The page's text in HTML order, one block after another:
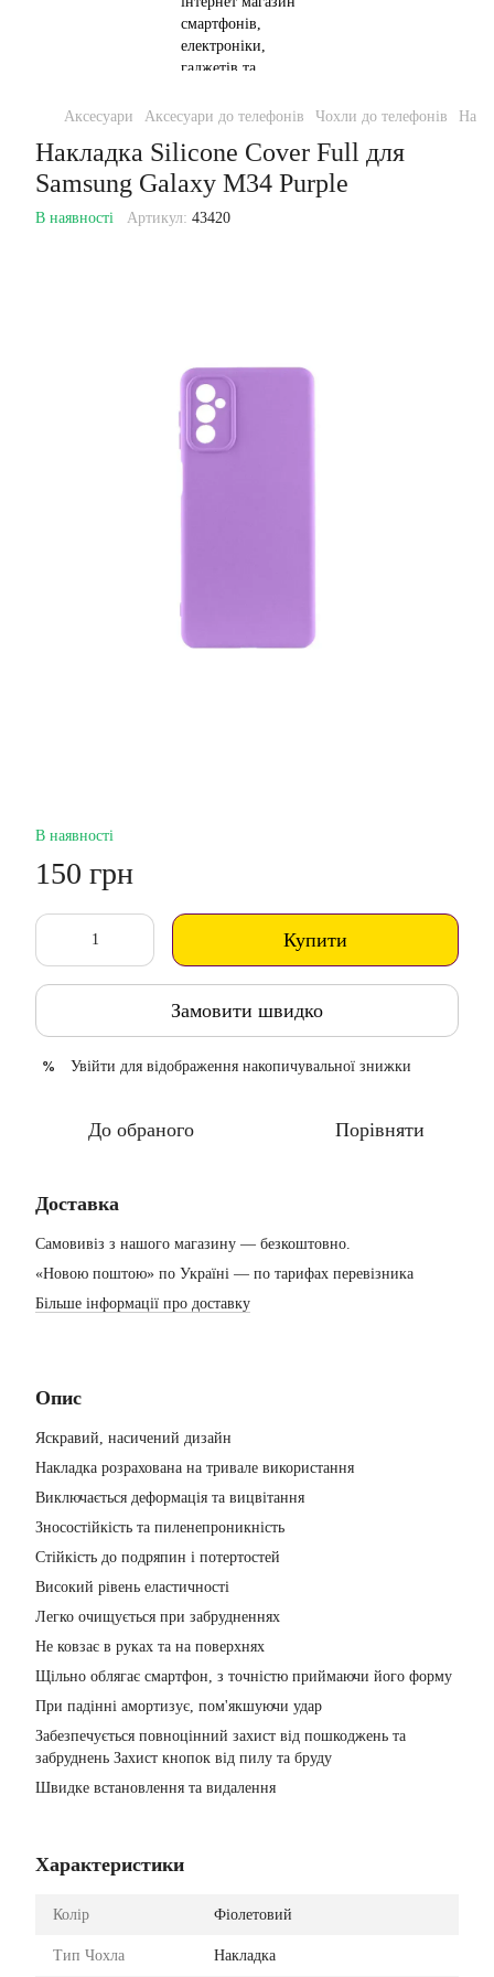
Аксесуари Аксесуари до телефонів Чохли до телефонів
Накладка Silicone Cover Full для
Samsung Galaxy M34 Purple
В наявності Артикул: 43420
В наявності
150 грн
Купити
Замовити швидко
% Увійти для відображення накопичувальної знижки
До обраного Порівняти
Доставка
Самовивіз з нашого магазину — безкоштовно.
«Новою поштою» по Україні — по тарифах перевізника
Більше інформації про доставку
Опис
Яскравий, насичений дизайн
Накладка розрахована на тривале використання
Виключається деформація та вицвітання
Зносостійкість та пиленепроникність
Стійкість до подряпин і потертостей
Високий рівень еластичності
Легко очищується при забрудненнях
Не ковзає в руках та на поверхнях
Щільно облягає смартфон, з точністю приймаючи його форму
При падінні амортизує, пом'якшуючи удар
Забезпечується повноцінний захист від пошкоджень та
забруднень Захист кнопок від пилу та бруду
Швидке встановлення та видалення
Характеристики
Колір Фіолетовий
Тип Чохла Накладка